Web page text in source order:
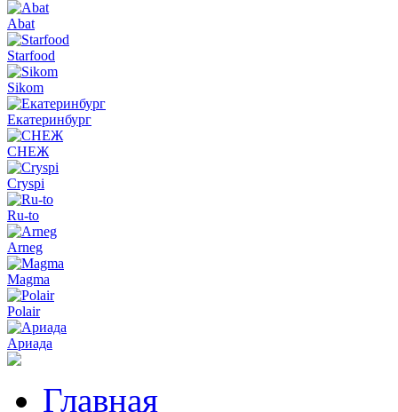
Abat
Starfood
Sikom
Екатеринбург
СНЕЖ
Cryspi
Ru-to
Arneg
Magma
Polair
Ариада
Главная